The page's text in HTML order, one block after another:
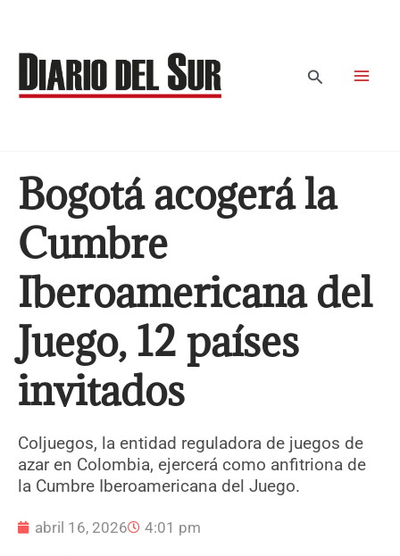
contenido
Buscar
Bogotá acogerá la
Cumbre
Iberoamericana del
Juego, 12 países
invitados
Coljuegos, la entidad reguladora de juegos de
azar en Colombia, ejercerá como anfitriona de
la Cumbre Iberoamericana del Juego.
abril 16, 2026 4:01 pm